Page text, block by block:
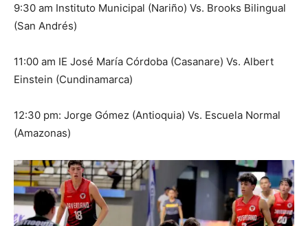
9:30 am Instituto Municipal (Nariño) Vs. Brooks Bilingual
(San Andrés)
11:00 am IE José María Córdoba (Casanare) Vs. Albert
Einstein (Cundinamarca)
12:30 pm: Jorge Gómez (Antioquia) Vs. Escuela Normal
(Amazonas)